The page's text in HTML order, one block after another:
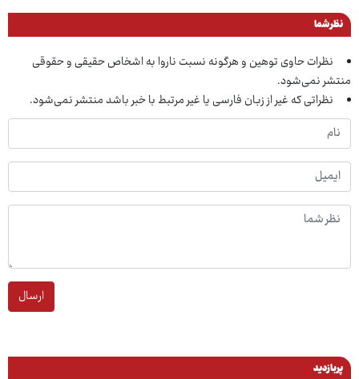
نظر شما
نظرات حاوی توهین و هرگونه نسبت ناروا به اشخاص حقیقی و حقوقی
منتشر نمی‌شود.
نظراتی که غیر از زبان فارسی یا غیر مرتبط با خبر باشد منتشر نمی‌شود.
ارسال
پربازدید